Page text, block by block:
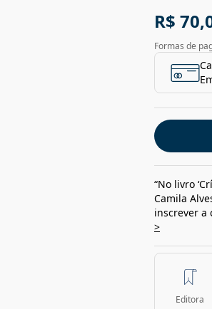
R$
Formas de
“No livro
Camila
inscrever a
>
Editora